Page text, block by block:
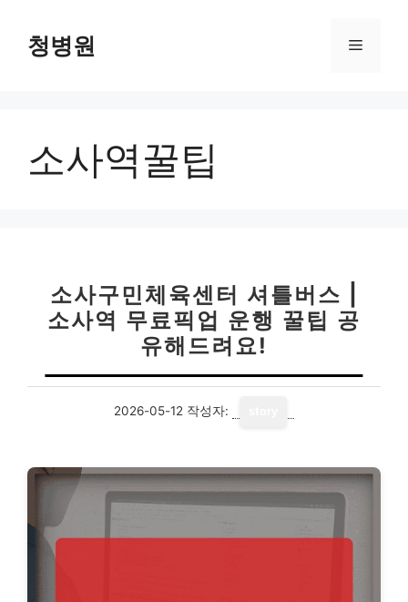
청병원 메
소사역꿀팁
소사구민체육센터 셔틀버스 |
소사역 무료픽업 운행 꿀팁 공
유해드려요!
2026-05-12 작성자: